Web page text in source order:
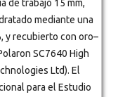
de trabajo 15 mm,
mediante una
y recubierto con oro–
SC7640 High
Ltd). El
para el Estudio